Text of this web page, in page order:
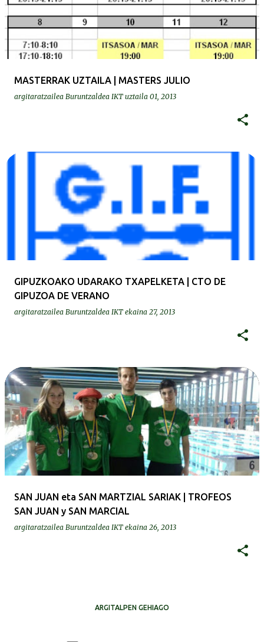
MASTERRAK UZTAILA | MASTERS JULIO
argitaratzailea Buruntzaldea IKT uztaila 01, 2013
GIPUZKOAKO UDARAKO TXAPELKETA | CTO DE
GIPUZOA DE VERANO
argitaratzailea Buruntzaldea IKT ekaina 27, 2013
SAN JUAN eta SAN MARTZIAL SARIAK | TROFEOS
SAN JUAN y SAN MARCIAL
argitaratzailea Buruntzaldea IKT ekaina 26, 2013
ARGITALPEN GEHIAGO